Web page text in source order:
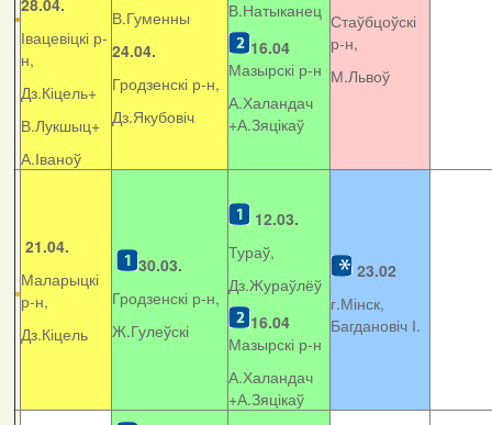
28.04.
Івацевіцкі р-
н,
Дз.Кіцель+
В.Лукшыц+
А.Іваноў
В.Гуменны
24.04.
Гродзенскі р-н,
Дз.Якубовіч
В.Натыканец
16.04
Мазырскі р-н
А.Халандач
+А.Зяцікаў
Стаўбцоўскі
р-н,
М.Львоў
21.04.
Маларыцкі
р-н,
Дз.Кіцель
30.03.
Гродзенскі р-н,
Ж.Гулеўскі
12.03.
Тураў,
Дз.Жураўлёў
16.04
Мазырскі р-н
А.Халандач
+А.Зяцікаў
23.02
г.Мінск,
Багдановіч І.